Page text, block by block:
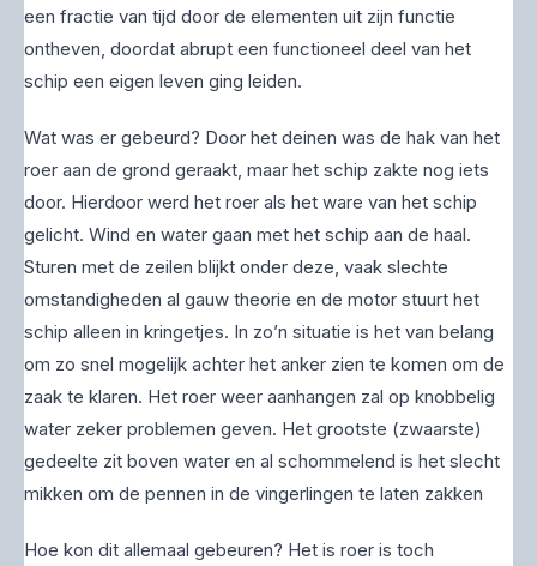
een fractie van tijd door de elementen uit zijn functie
ontheven, doordat abrupt een functi­oneel deel van het
schip een eigen leven ging leiden.
Wat was er gebeurd? Door het deinen was de hak van het
roer aan de grond geraakt, maar het schip zakte nog iets
door. Hierdoor werd het roer als het ware van het schip
gelicht. Wind en water gaan met het schip aan de haal.
Sturen met de zeilen blijkt onder deze, vaak slechte
omstandigheden al gauw theorie en de motor stuurt het
schip alleen in kringetjes. In zo’n situatie is het van belang
om zo snel mogelijk achter het anker zien te komen om de
zaak te klaren. Het roer weer aanhangen zal op knobbelig
water zeker problemen geven. Het grootste (zwaarste)
gedeelte zit boven water en al schommelend is het slecht
mikken om de pennen in de vingerlingen te laten zakken
Hoe kon dit allemaal gebeuren? Het is roer is toch